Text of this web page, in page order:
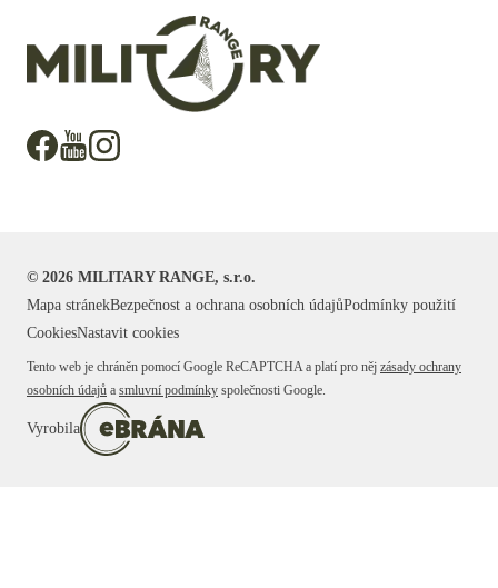
© 2026 MILITARY RANGE, s.r.o.
Mapa stránekBezpečnost a ochrana osobních údajůPodmínky použití
CookiesNastavit cookies
Tento web je chráněn pomocí Google ReCAPTCHA a platí pro něj zásady ochrany
osobních údajů a smluvní podmínky společnosti Google.
Vyrobila